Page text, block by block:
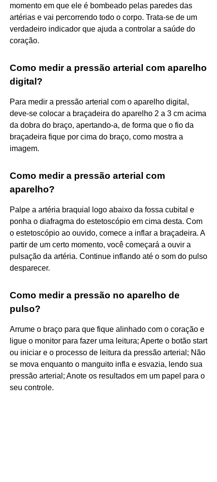
momento em que ele é bombeado pelas paredes das
artérias e vai percorrendo todo o corpo. Trata-se de um
verdadeiro indicador que ajuda a controlar a saúde do
coração.
Como medir a pressão arterial com aparelho
digital?
Para medir a pressão arterial com o aparelho digital,
deve-se colocar a braçadeira do aparelho 2 a 3 cm acima
da dobra do braço, apertando-a, de forma que o fio da
braçadeira fique por cima do braço, como mostra a
imagem.
Como medir a pressão arterial com
aparelho?
Palpe a artéria braquial logo abaixo da fossa cubital e
ponha o diafragma do estetoscópio em cima desta. Com
o estetoscópio ao ouvido, comece a inflar a braçadeira. A
partir de um certo momento, você começará a ouvir a
pulsação da artéria. Continue inflando até o som do pulso
desparecer.
Como medir a pressão no aparelho de
pulso?
Arrume o braço para que fique alinhado com o coração e
ligue o monitor para fazer uma leitura; Aperte o botão start
ou iniciar e o processo de leitura da pressão arterial; Não
se mova enquanto o manguito infla e esvazia, lendo sua
pressão arterial; Anote os resultados em um papel para o
seu controle.